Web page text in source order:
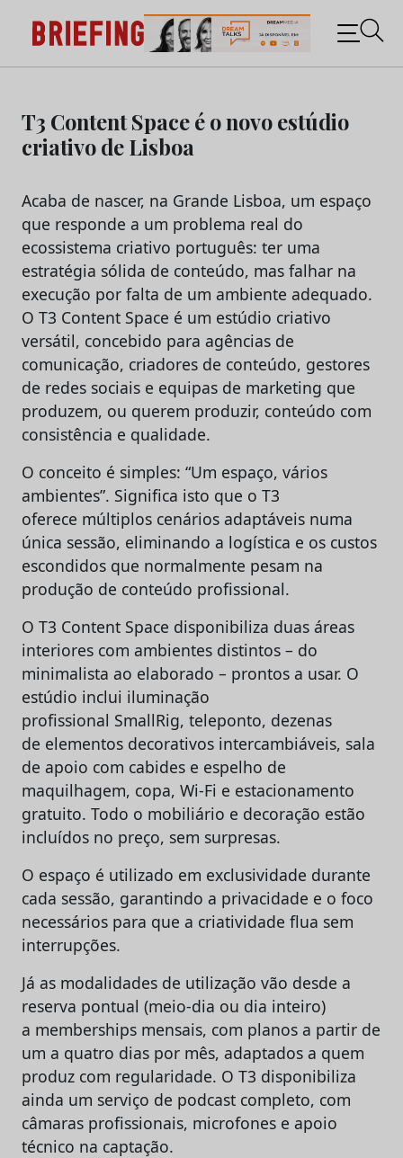
content
Briefing: Todas as notícias sobre os negócios do
Marketing e da Publicidade
T3 Content Space é o novo estúdio
criativo de Lisboa
Acaba de nascer, na Grande Lisboa, um espaço
que responde a um problema real do
ecossistema criativo português: ter uma
estratégia sólida de conteúdo, mas falhar na
execução por falta de um ambiente adequado.
O T3 Content Space é um estúdio criativo
versátil, concebido para agências de
comunicação, criadores de conteúdo, gestores
de redes sociais e equipas de marketing que
produzem, ou querem produzir, conteúdo com
consistência e qualidade.
O conceito é simples: “Um espaço, vários
ambientes”. Significa isto que o T3
oferece múltiplos cenários adaptáveis numa
única sessão, eliminando a logística e os custos
escondidos que normalmente pesam na
produção de conteúdo profissional.
O T3 Content Space disponibiliza duas áreas
interiores com ambientes distintos – do
minimalista ao elaborado – prontos a usar. O
estúdio inclui iluminação
profissional SmallRig, teleponto, dezenas
de elementos decorativos intercambiáveis, sala
de apoio com cabides e espelho de
maquilhagem, copa, Wi-Fi e estacionamento
gratuito. Todo o mobiliário e decoração estão
incluídos no preço, sem surpresas.
O espaço é utilizado em exclusividade durante
cada sessão, garantindo a privacidade e o foco
necessários para que a criatividade flua sem
interrupções.
Já as modalidades de utilização vão desde a
reserva pontual (meio-dia ou dia inteiro)
a memberships mensais, com planos a partir de
um a quatro dias por mês, adaptados a quem
produz com regularidade. O T3 disponibiliza
ainda um serviço de podcast completo, com
câmaras profissionais, microfones e apoio
técnico na captação.